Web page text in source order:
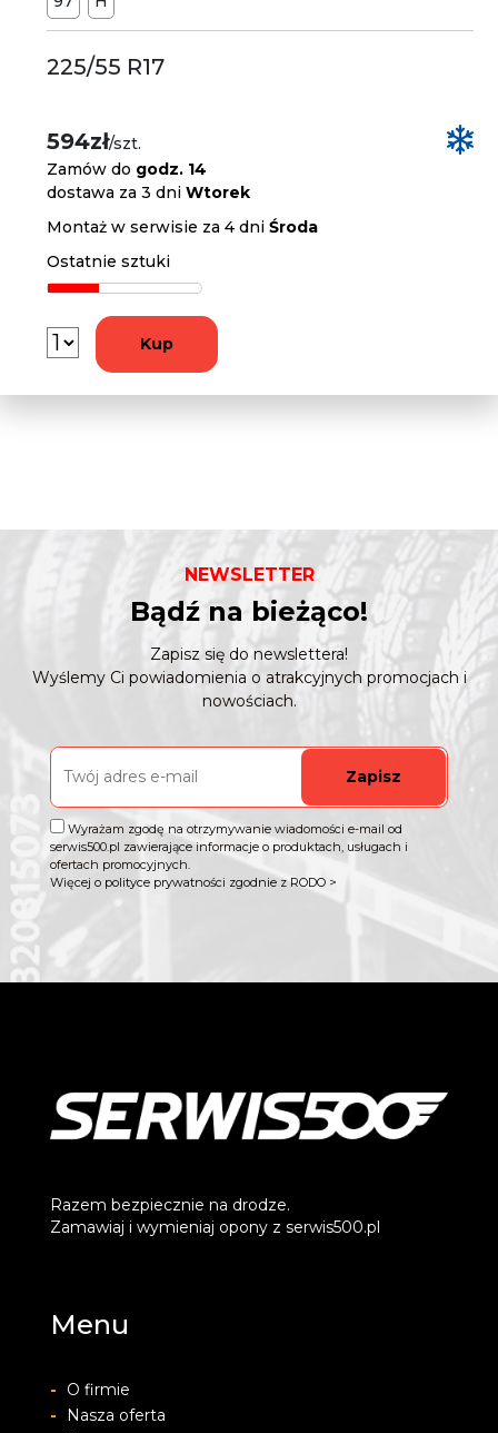
225/55 R17
594zł/szt.
Zamów do godz. 14
dostawa za 3 dniWtorek
Montaż w serwisie za 4 dniŚroda
Ostatnie sztuki
Kup
NEWSLETTER
Bądź na bieżąco!
Zapisz się do newslettera!
Wyślemy Ci powiadomienia o atrakcyjnych promocjach i
nowościach.
Zapisz
Wyrażam zgodę na otrzymywanie wiadomości e-mail od
serwis500.pl zawierające informacje o produktach, usługach i
ofertach promocyjnych.
Więcej o polityce prywatności zgodnie z RODO >
Razem bezpiecznie na drodze.
Zamawiaj i wymieniaj opony z serwis500.pl
Menu
-
O firmie
-
Nasza oferta